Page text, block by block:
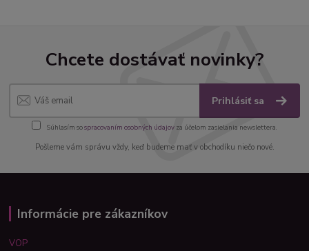
Chcete dostávať novinky?
Prihlásiť sa
Súhlasím sospracovaním osobných údajov za účelom zasielania newslettera.
Pošleme vám správu vždy, keď budeme mať v obchodíku niečo nové.
Informácie pre zákazníkov
VOP